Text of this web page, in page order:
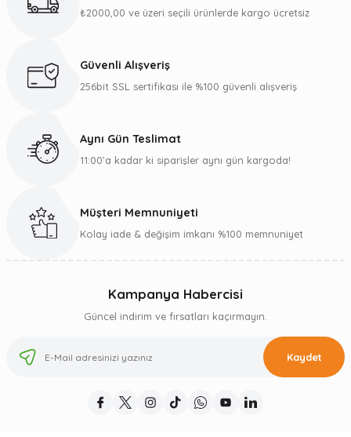
₺2000,00 ve üzeri seçili ürünlerde kargo ücretsiz
Güvenli Alışveriş
256bit SSL sertifikası ile %100 güvenli alışveriş
Aynı Gün Teslimat
11:00’a kadar ki siparişler aynı gün kargoda!
Müşteri Memnuniyeti
Kolay iade & değişim imkanı %100 memnuniyet
Kampanya Habercisi
Güncel indirim ve fırsatları kaçırmayın.
Kaydet